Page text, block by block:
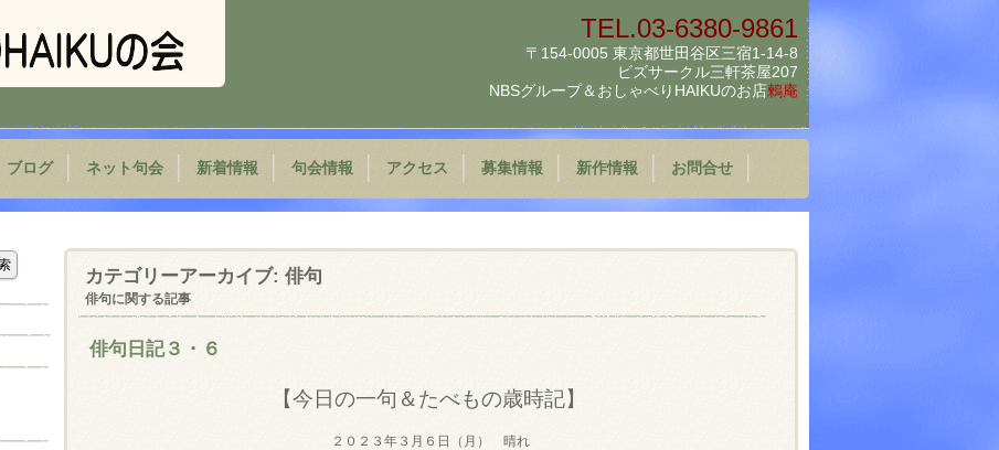
TEL.03-6380-9861
〒154-0005 東京都世田谷区三宿1-14-8
ビズサークル三軒茶屋207
NBSグループ＆ おしゃべりHAIKUのお店鶫庵
ブログ ネット句会 新着情報 句会情報 アクセス 募集情報 新作情報 お問合せ
カテゴリーアーカイブ: 俳句
俳句に関する記事
俳句日記３・６
【今日の一句＆たべもの歳時記】
２０２３年３月６日（月） 晴れ